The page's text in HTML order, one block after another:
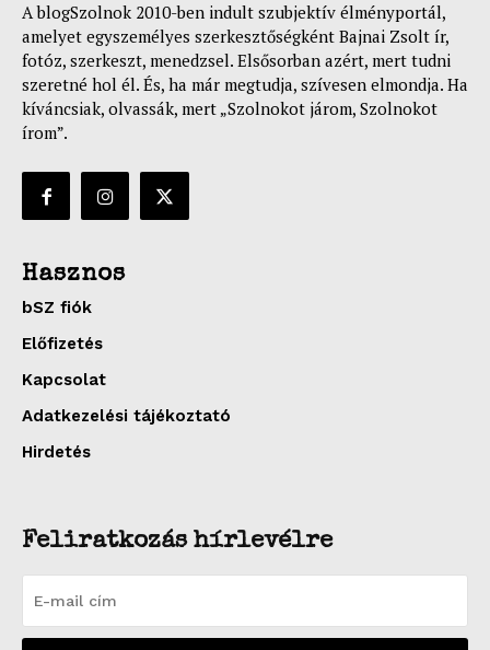
A blogSzolnok 2010-ben indult szubjektív élményportál,
amelyet egyszemélyes szerkesztőségként Bajnai Zsolt ír,
fotóz, szerkeszt, menedzsel. Elsősorban azért, mert tudni
szeretné hol él. És, ha már megtudja, szívesen elmondja. Ha
kíváncsiak, olvassák, mert „Szolnokot járom, Szolnokot
írom”.
Hasznos
bSZ fiók
Előfizetés
Kapcsolat
Adatkezelési tájékoztató
Hirdetés
Feliratkozás hírlevélre